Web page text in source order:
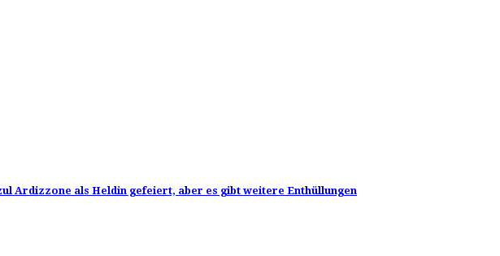
Ardizzone als Heldin gefeiert, aber es gibt weitere Enthüllungen